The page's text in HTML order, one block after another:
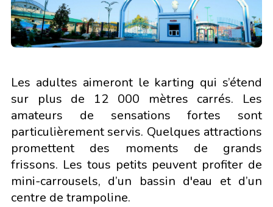
Les adultes aimeront le karting qui s’étend
sur plus de 12 000 mètres carrés. Les
amateurs de sensations fortes sont
particulièrement servis. Quelques attractions
promettent des moments de grands
frissons. Les tous petits peuvent profiter de
mini-carrousels, d’un bassin d'eau et d’un
centre de trampoline.